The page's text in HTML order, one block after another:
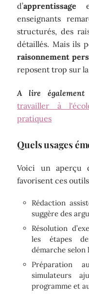
d’apprentissage
enseignants
structurés, des
détaillés. Mais ils
raisonnement
reposent trop sur
A lire
travailler à
pratiques
Quels usages
Voici un aperçu
favorisent ces
Rédaction
suggère des
Résolution
les étapes
démarche selon
Préparation
simulateurs
programme et